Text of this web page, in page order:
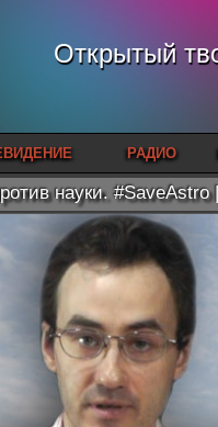
Открытый
РАДИО
науки.